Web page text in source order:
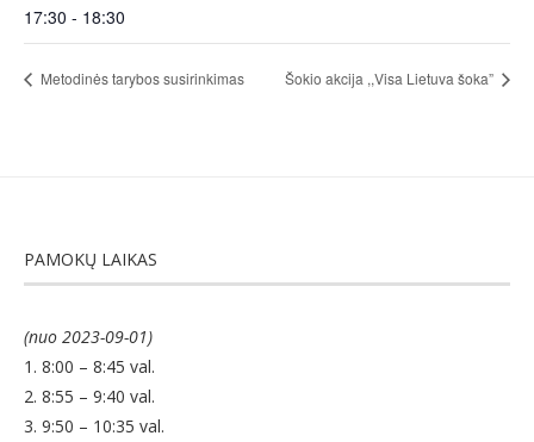
17:30 - 18:30
Metodinės tarybos susirinkimas Šokio akcija ,,Visa Lietuva šoka”
PAMOKŲ LAIKAS
(nuo 2023-09-01)
1. 8:00 – 8:45 val.
2. 8:55 – 9:40 val.
3. 9:50 – 10:35 val.